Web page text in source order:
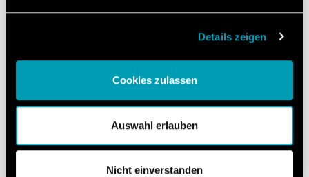
Details zeigen
Cookies zulassen
Auswahl erlauben
Nicht einverstanden
UNTERNEHMEN
Unsere Bewerbungstipps – So
schreibst du aussagekräftige
Bewerbungen und machst dich fit